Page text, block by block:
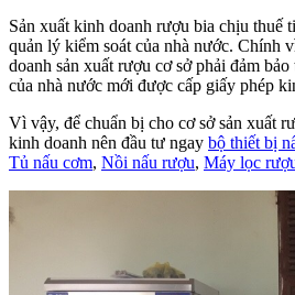
Sản xuất kinh doanh rượu bia chịu thuế
quản lý kiểm soát của nhà nước. Chính
doanh sản xuất rượu cơ sở phải đảm
của nhà nước mới được cấp giấy phép
Vì vậy, để chuẩn bị cho cơ sở sản xuất
kinh doanh nên đầu tư ngay bộ thiết bị
Tủ nấu cơm, Nồi nấu rượu, Máy lọc